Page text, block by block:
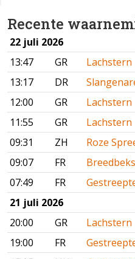
Recente
22 juli 2026
13:47
GR
Lachstern
13:17
DR
12:00
GR
Lachstern
11:55
GR
Lachstern
09:31
ZH
Roze
09:07
FR
07:49
FR
21 juli 2026
20:00
GR
Lachstern
19:00
FR